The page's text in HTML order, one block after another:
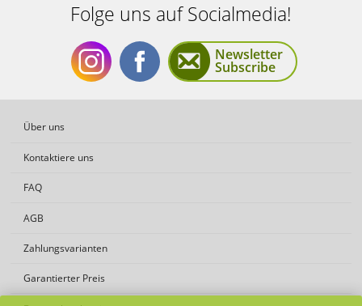
Folge uns auf Socialmedia!
Folge
uns
Folge
Newsletter
Subscribe
Über uns
Kontaktiere uns
FAQ
AGB
Zahlungsvarianten
Garantierter Preis